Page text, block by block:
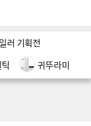
러 기획전
귀뚜라미